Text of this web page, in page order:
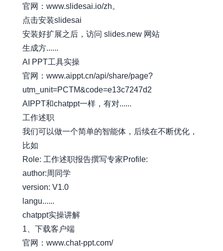
官网： www.slidesai.io/zh。
点击安装slidesai
安装好扩展之后，访问 slides.new 网站
生成方......
AI PPT工具实操
官网： www.aippt.cn/api/share/page?
utm_unit=PCTM&code=e13c7247d2
AIPPT和chatppt一样，有对......
工作述职
我们可以做一个简单的智能体，后续在不断优化，
比如
Role: 工作述职报告撰写专家Profile:
author:周同学
version: V1.0
langu......
chatppt实操讲解
1、下载客户端
官网： www.chat-ppt.com/